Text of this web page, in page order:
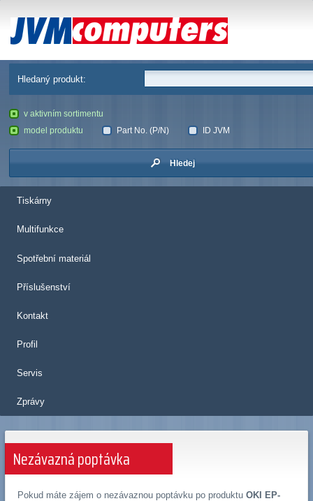
JVM Computers
Hledaný produkt:
v aktivním sortimentu
model produktu
Part No. (P/N) ID JVM
Hledej
Tiskárny
Multifunkce
Spotřební materiál
Příslušenství
Kontakt
Profil
Servis
Zprávy
Nezávazná poptávka
Pokud máte zájem o nezávaznou poptávku po produktu OKI EP-